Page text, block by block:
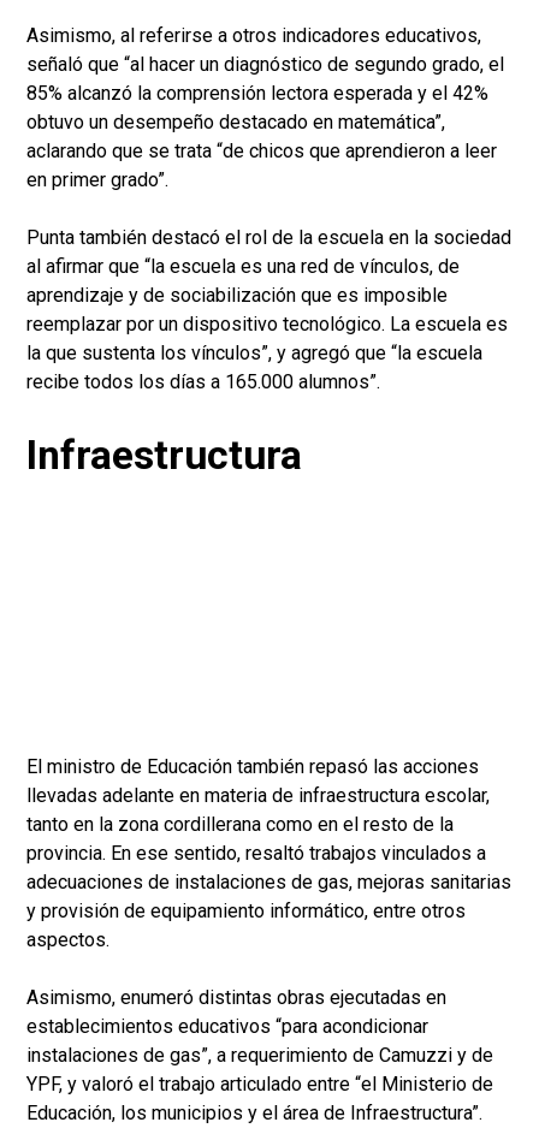
Asimismo, al referirse a otros indicadores educativos,
señaló que “al hacer un diagnóstico de segundo grado, el
85% alcanzó la comprensión lectora esperada y el 42%
obtuvo un desempeño destacado en matemática”,
aclarando que se trata “de chicos que aprendieron a leer
en primer grado”.
Punta también destacó el rol de la escuela en la sociedad
al afirmar que “la escuela es una red de vínculos, de
aprendizaje y de sociabilización que es imposible
reemplazar por un dispositivo tecnológico. La escuela es
la que sustenta los vínculos”, y agregó que “la escuela
recibe todos los días a 165.000 alumnos”.
Infraestructura
El ministro de Educación también repasó las acciones
llevadas adelante en materia de infraestructura escolar,
tanto en la zona cordillerana como en el resto de la
provincia. En ese sentido, resaltó trabajos vinculados a
adecuaciones de instalaciones de gas, mejoras sanitarias
y provisión de equipamiento informático, entre otros
aspectos.
Asimismo, enumeró distintas obras ejecutadas en
establecimientos educativos “para acondicionar
instalaciones de gas”, a requerimiento de Camuzzi y de
YPF, y valoró el trabajo articulado entre “el Ministerio de
Educación, los municipios y el área de Infraestructura”.